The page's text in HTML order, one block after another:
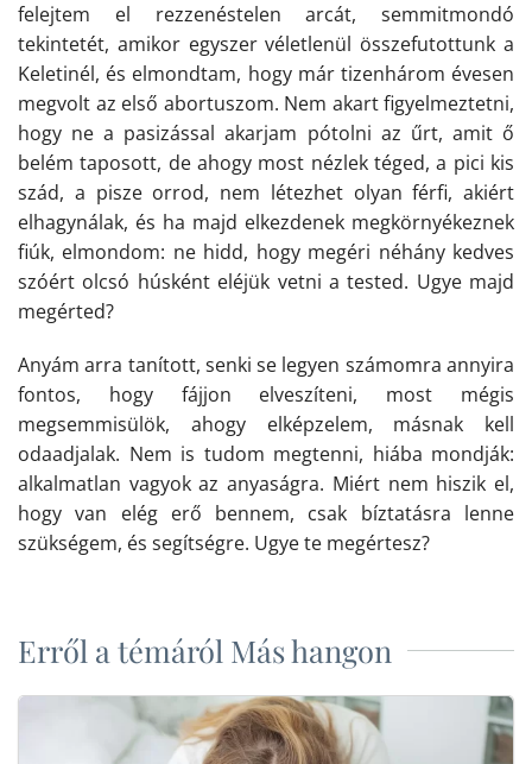
felejtem el rezzenéstelen arcát, semmitmondó
tekintetét, amikor egyszer véletlenül összefutottunk a
Keletinél, és elmondtam, hogy már tizenhárom évesen
megvolt az első abortuszom. Nem akart figyelmeztetni,
hogy ne a pasizással akarjam pótolni az űrt, amit ő
belém taposott, de ahogy most nézlek téged, a pici kis
szád, a pisze orrod, nem létezhet olyan férfi, akiért
elhagynálak, és ha majd elkezdenek megkörnyékeznek
fiúk, elmondom: ne hidd, hogy megéri néhány kedves
szóért olcsó húsként eléjük vetni a tested. Ugye majd
megérted?
Anyám arra tanított, senki se legyen számomra annyira
fontos, hogy fájjon elveszíteni, most mégis
megsemmisülök, ahogy elképzelem, másnak kell
odaadjalak. Nem is tudom megtenni, hiába mondják:
alkalmatlan vagyok az anyaságra. Miért nem hiszik el,
hogy van elég erő bennem, csak bíztatásra lenne
szükségem, és segítségre. Ugye te megértesz?
Erről a témáról Más hangon